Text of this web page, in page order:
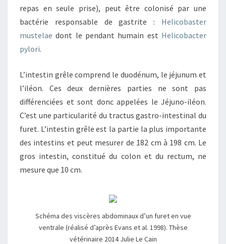
repas en seule prise), peut être colonisé par une
bactérie responsable de gastrite : Helicobaster
mustelae dont le pendant humain est Helicobacter
pylori.
L’intestin grêle comprend le duodénum, le jéjunum et
l’iléon. Ces deux dernières parties ne sont pas
différenciées et sont donc appelées le Jéjuno-iléon.
C’est une particularité du tractus gastro-intestinal du
furet. L’intestin grêle est la partie la plus importante
des intestins et peut mesurer de 182 cm à 198 cm. Le
gros intestin, constitué du colon et du rectum, ne
mesure que 10 cm.
Schéma des viscères abdominaux d’un furet en vue
ventrale (réalisé d’après Evans et al. 1998). Thèse
vétérinaire 2014 Julie Le Cain